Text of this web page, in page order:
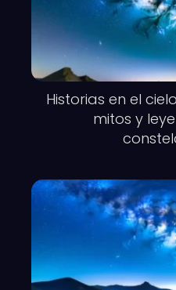
Historias en el
mitos y